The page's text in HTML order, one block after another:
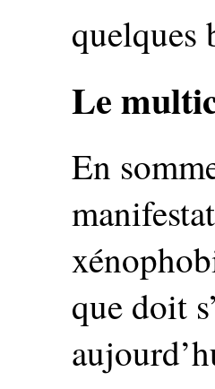
quelques
Le
En
que doit